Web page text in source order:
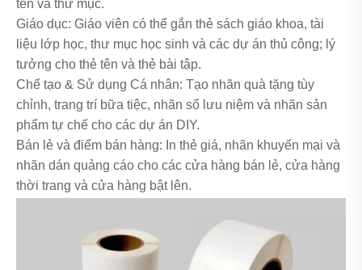
tên và thư mục.
Giáo dục: Giáo viên có thể gắn thẻ sách giáo khoa, tài
liệu lớp học, thư mục học sinh và các dự án thủ công; lý
tưởng cho thẻ tên và thẻ bài tập.
Chế tạo & Sử dụng Cá nhân: Tạo nhãn quà tặng tùy
chỉnh, trang trí bữa tiệc, nhãn sổ lưu niệm và nhãn sản
phẩm tự chế cho các dự án DIY.
Bán lẻ và điểm bán hàng: In thẻ giá, nhãn khuyến mại và
nhãn dán quảng cáo cho các cửa hàng bán lẻ, cửa hàng
thời trang và cửa hàng bật lên.